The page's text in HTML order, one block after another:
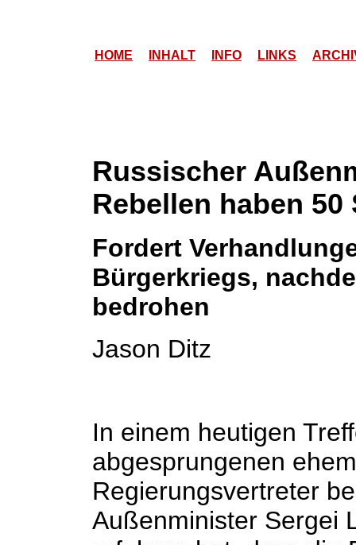
HOME INHALT INFO LINKS
Russischer
Rebellen haben
Fordert
Bürgerkriegs,
bedrohen
Jason Ditz
In einem heutigen
abgesprungenen
Regierungsvertreter
Außenminister Sergei